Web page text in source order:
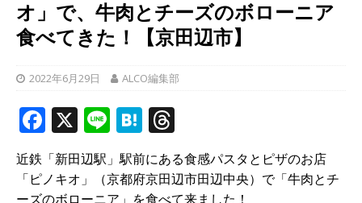
オ」で、牛肉とチーズのボローニア
食べてきた！【京田辺市】
2022年6月29日 ALCO編集部
F
a
c
X Li
n
e
H
at
e
h
r
近鉄「新田辺駅」駅前にある食感パスタとピザのお店
「ピノキオ」（京都府京田辺市田辺中央）で「牛肉とチ
ーズのボローニア」を食べて来ました！